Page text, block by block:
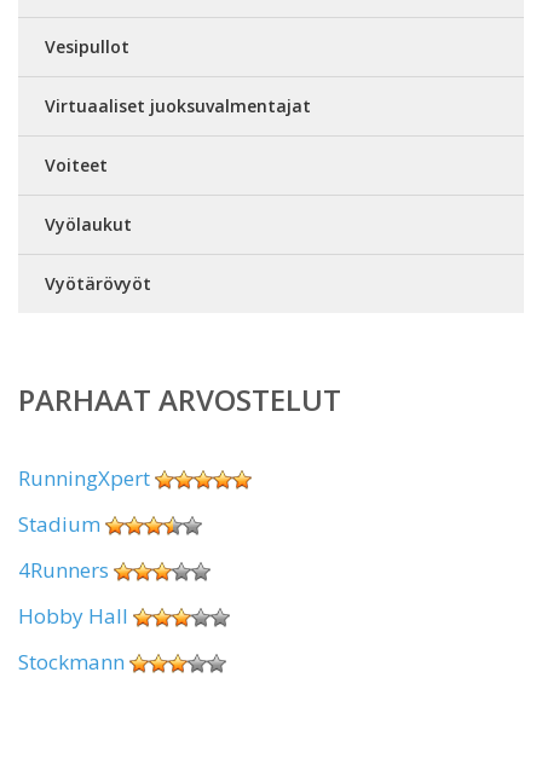
Vesipullot
Virtuaaliset juoksuvalmentajat
Voiteet
Vyölaukut
Vyötärövyöt
PARHAAT ARVOSTELUT
RunningXpert
Stadium
4Runners
Hobby Hall
Stockmann